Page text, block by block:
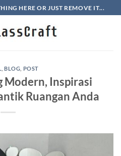
HERE OR JUST REMOVE IT...
,BLOG POST
Modern, Inspirasi
Ruangan Anda